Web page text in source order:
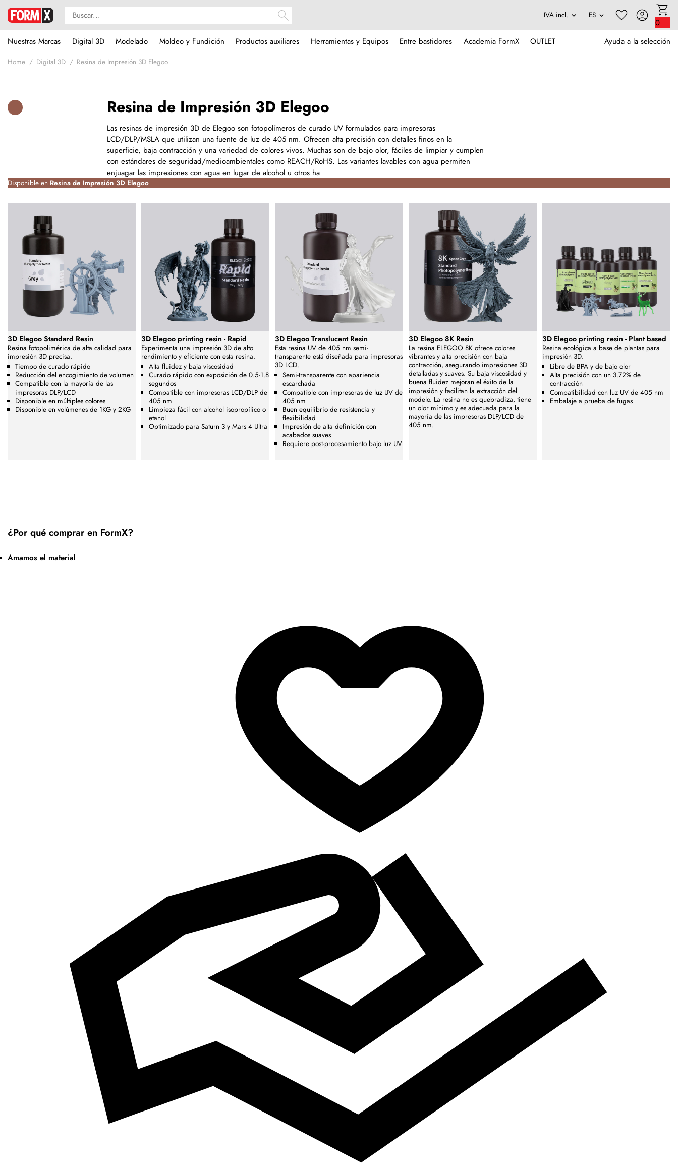
0
Nuestras Marcas
Digital 3D Modelado Moldeo y Fundición Productos auxiliares Herramientas y Equipos Entre bastidores Academia FormX OUTLET Ayuda a la selección
Home Digital 3D Resina de Impresión 3D Elegoo
Resina de Impresión 3D Elegoo
Las resinas de impresión 3D de Elegoo son fotopolímeros de curado UV formulados para impresoras
LCD/DLP/MSLA que utilizan una fuente de luz de 405 nm. Ofrecen alta precisión con detalles finos en la
superficie, baja contracción y una variedad de colores vivos. Muchas son de bajo olor, fáciles de limpiar y cumplen
con estándares de seguridad/medioambientales como REACH/RoHS. Las variantes lavables con agua permiten
enjuagar las impresiones con agua en lugar de alcohol u otros ha
Disponible en Resina de Impresión 3D Elegoo
3D Elegoo Standard Resin
Resina fotopolimérica de alta calidad para
impresión 3D precisa.
Tiempo de curado rápido
Reducción del encogimiento de volumen
Compatible con la mayoría de las
impresoras DLP/LCD
Disponible en múltiples colores
Disponible en volúmenes de 1KG y 2KG
3D Elegoo printing resin - Rapid
Experimenta una impresión 3D de alto
rendimiento y eficiente con esta resina.
Alta fluidez y baja viscosidad
Curado rápido con exposición de 0.5-1.8
segundos
Compatible con impresoras LCD/DLP de
405 nm
Limpieza fácil con alcohol isopropílico o
etanol
Optimizado para Saturn 3 y Mars 4 Ultra
3D Elegoo Translucent Resin
Esta resina UV de 405 nm semi-
transparente está diseñada para impresoras
3D LCD.
Semi-transparente con apariencia
escarchada
Compatible con impresoras de luz UV de
405 nm
Buen equilibrio de resistencia y
flexibilidad
Impresión de alta definición con
acabados suaves
Requiere post-procesamiento bajo luz UV
3D Elegoo 8K Resin
La resina ELEGOO 8K ofrece colores
vibrantes y alta precisión con baja
contracción, asegurando impresiones 3D
detalladas y suaves. Su baja viscosidad y
buena fluidez mejoran el éxito de la
impresión y facilitan la extracción del
modelo. La resina no es quebradiza, tiene
un olor mínimo y es adecuada para la
mayoría de las impresoras DLP/LCD de
405 nm.
3D Elegoo printing resin - Plant based
Resina ecológica a base de plantas para
impresión 3D.
Libre de BPA y de bajo olor
Alta precisión con un 3.72% de
contracción
Compatibilidad con luz UV de 405 nm
Embalaje a prueba de fugas
¿Por qué comprar en FormX?
Amamos el material